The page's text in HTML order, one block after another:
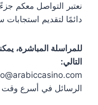
نعتبر التواصل معكم
دائمًا لتقديم استجابات
للمراسلة المباشرة،
التالي:
الرسائل في أسرع